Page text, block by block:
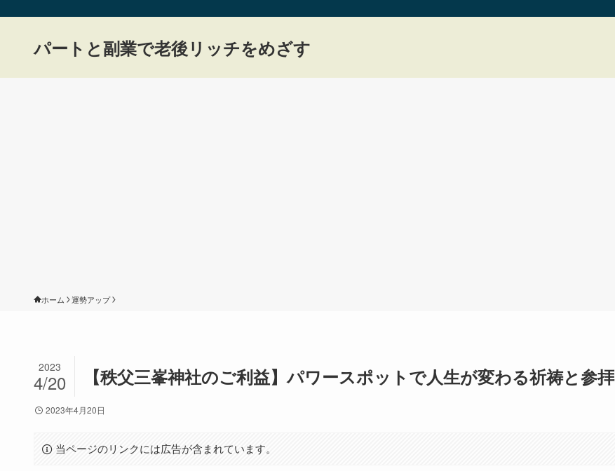
パートと副業で老後リッチをめざす
ホーム 運勢アップ
【秩父三峯神社のご利益】パワースポットで人生が変わる祈祷と参拝
2023
4/20
2023年4月20日
当ページのリンクには広告が含まれています。